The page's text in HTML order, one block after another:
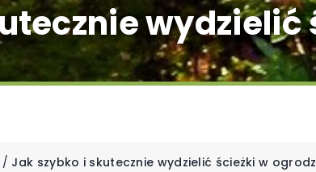
wydzielić
/ Jak szybko i skutecznie wydzielić ścieżki w